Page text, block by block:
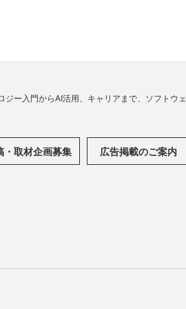
ー入門からAI活用、キャリアまで、ソフトウェ
・取材企画募集 広告掲載のご案内